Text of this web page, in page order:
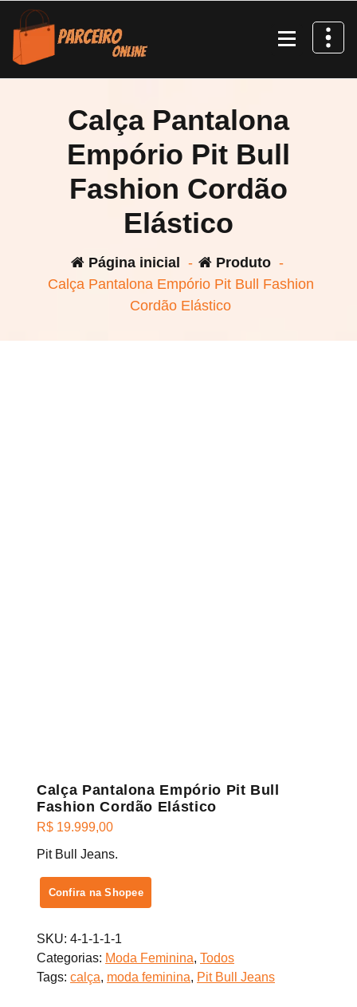
Pular
para
conteúdo
Calça Pantalona
Empório Pit Bull
Fashion Cordão
Elástico
Página inicial - Produto -
Calça Pantalona Empório Pit Bull Fashion
Cordão Elástico
Calça Pantalona Empório Pit Bull
Fashion Cordão Elástico
R$ 19.999,00
Pit Bull Jeans.
Confira na Shopee
SKU: 4-1-1-1-1
Categorias: Moda Feminina, Todos
Tags: calça, moda feminina, Pit Bull Jeans